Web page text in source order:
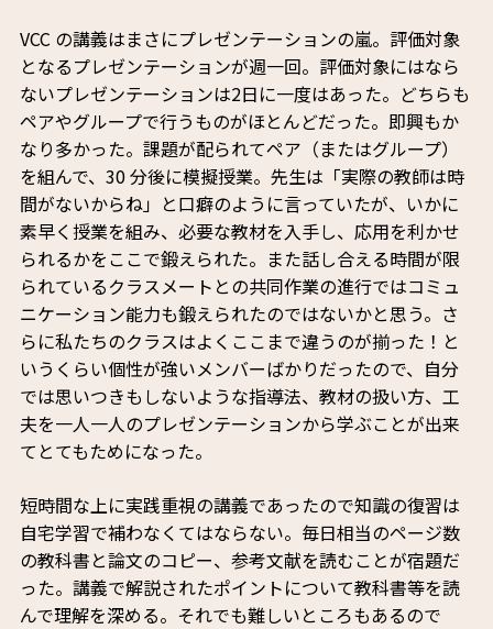
VCC の講義はまさにプレゼンテーションの嵐。評価対象
となるプレゼンテーションが週一回。評価対象にはなら
ないプレゼンテーションは2日に一度はあった。どちらも
ペアやグループで行うものがほとんどだった。即興もか
なり多かった。課題が配られてペア（またはグループ）
を組んで、30 分後に模擬授業。先生は「実際の教師は時
間がないからね」と口癖のように言っていたが、いかに
素早く授業を組み、必要な教材を入手し、応用を利かせ
られるかをここで鍛えられた。また話し合える時間が限
られているクラスメートとの共同作業の進行ではコミュ
ニケーション能力も鍛えられたのではないかと思う。さ
らに私たちのクラスはよくここまで違うのが揃った！と
いうくらい個性が強いメンバーばかりだったので、自分
では思いつきもしないような指導法、教材の扱い方、工
夫を一人一人のプレゼンテーションから学ぶことが出来
てとてもためになった。
短時間な上に実践重視の講義であったので知識の復習は
自宅学習で補わなくてはならない。毎日相当のページ数
の教科書と論文のコピー、参考文献を読むことが宿題だ
った。講義で解説されたポイントについて教科書等を読
んで理解を深める。それでも難しいところもあるので